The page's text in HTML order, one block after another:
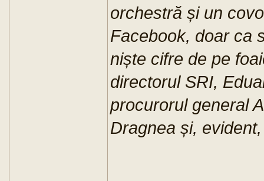
orchestră și un
Facebook, doar ca
niște cifre de pe
directorul SRI,
procurorul general
Dragnea și,